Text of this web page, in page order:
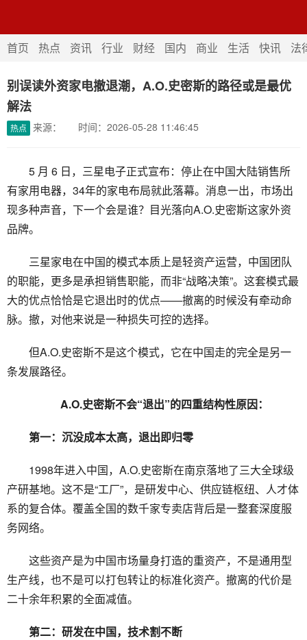
首页 热点 资讯
首页 热点 资讯 行业 财经 国内 商业 生活 快讯 法
别误读外资家电撤退潮，A.O.史密斯的路径或是最优
解法
热点 来源： 时间：2026-05-28 11:46:45
5 月 6 日，三星电子正式宣布：停止在中国大陆销售所
有家用电器，34年的家电布局就此落幕。消息一出，市场出
现多种声音，下一个会是谁？目光落向A.O.史密斯这家外资
品牌。
三星家电在中国的模式本质上是轻资产运营，中国团队
的职能，更多是承担销售职能，而非“战略决策”。这套模式最
大的优点恰恰是它退出时的优点——撤离的时候没有牵动命
脉。撤，对他来说是一种损失可控的选择。
但A.O.史密斯不是这个模式，它在中国走的完全是另一
条发展路径。
A.O.史密斯不会“退出”的四重结构性原因：
第一：沉没成本太高，退出即归零
1998年进入中国，A.O.史密斯在南京落地了三大全球级
产研基地。这不是“工厂”，是研发中心、供应链枢纽、人才体
系的复合体。覆盖全国的数千家专卖店背后是一整套深度服
务网络。
这些资产是为中国市场量身打造的重资产，不是通用型
生产线，也不是可以打包转让的标准化资产。撤离的代价是
二十余年积累的全面减值。
第二：研发在中国，技术割不断